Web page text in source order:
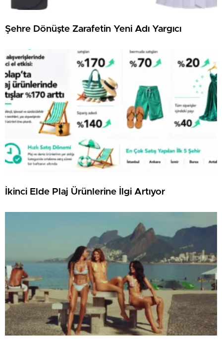
Şehre Dönüşte Zarafetin Yeni Adı Yargıcı
İkinci Elde Plaj Ürünlerine İlgi Artıyor